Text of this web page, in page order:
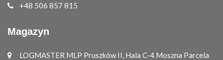
+48 506 857 815
Magazyn
LOGMASTER MLP Pruszków II, Hala C-4 Moszna Parcela